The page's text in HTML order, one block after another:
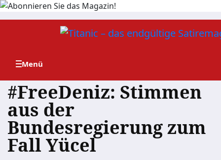
Zum
#FreeDeniz: Stimmen
aus der
Bundesregierung zum
Fall Yücel